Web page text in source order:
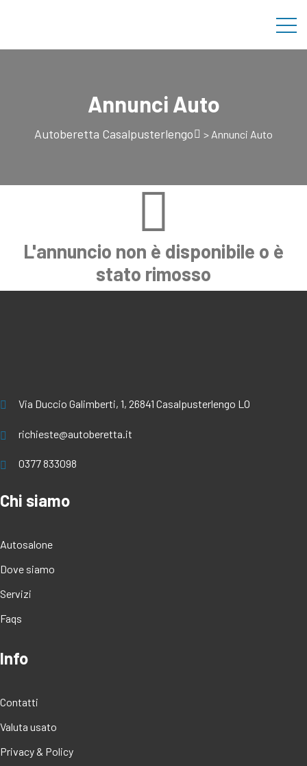
Annunci Auto
Autoberetta Casalpusterlengo > Annunci Auto
L'annuncio non è disponibile o è
stato rimosso
Via Duccio Galimberti, 1, 26841 Casalpusterlengo LO
richieste@autoberetta.it
0377 833098
Chi siamo
Autosalone
Dove siamo
Servizi
Faqs
Info
Contatti
Valuta usato
Privacy & Policy